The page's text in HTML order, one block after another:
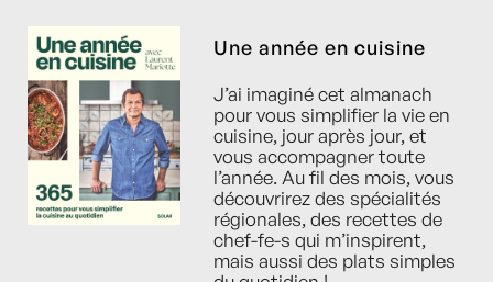
Une année en cuisine
J’ai imaginé cet almanach
pour vous simplifier la vie en
cuisine, jour après jour, et
vous accompagner toute
l’année. Au fil des mois, vous
découvrirez des spécialités
régionales, des recettes de
chef-fe-s qui m’inspirent,
mais aussi des plats simples